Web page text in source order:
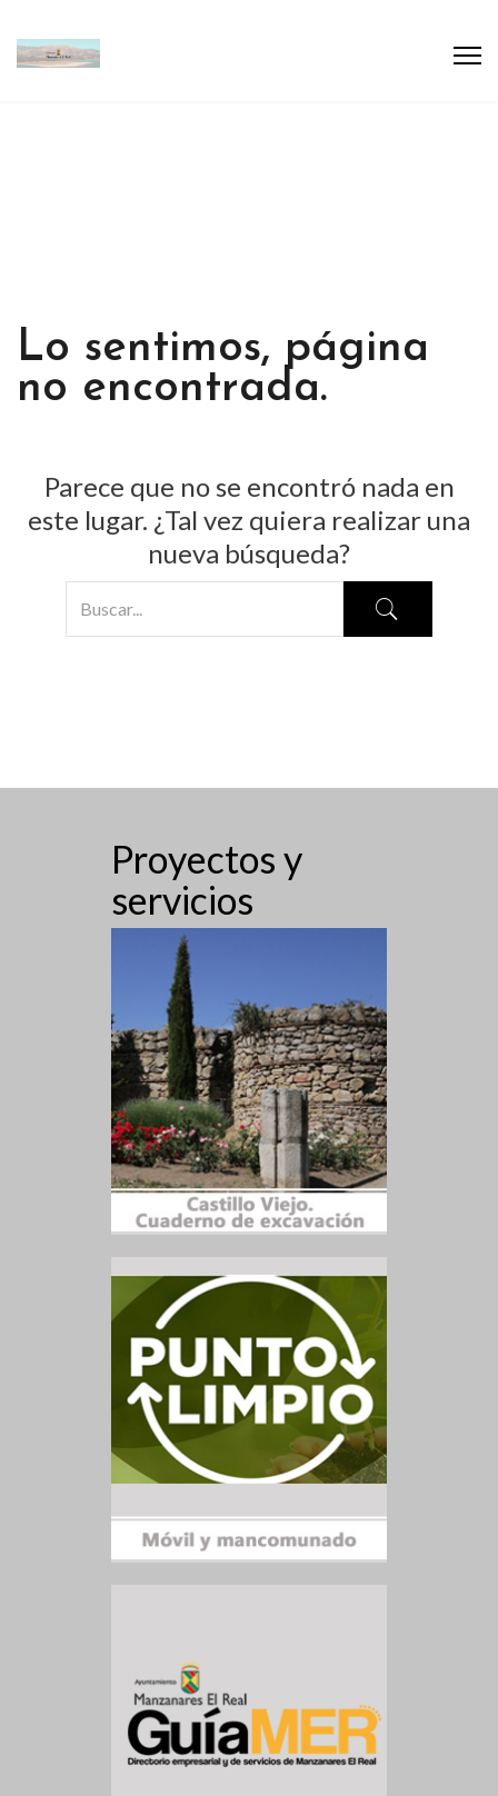
Lo sentimos, página
no encontrada.
Parece que no se encontró nada en
este lugar. ¿Tal vez quiera realizar una
nueva búsqueda?
Proyectos y
servicios